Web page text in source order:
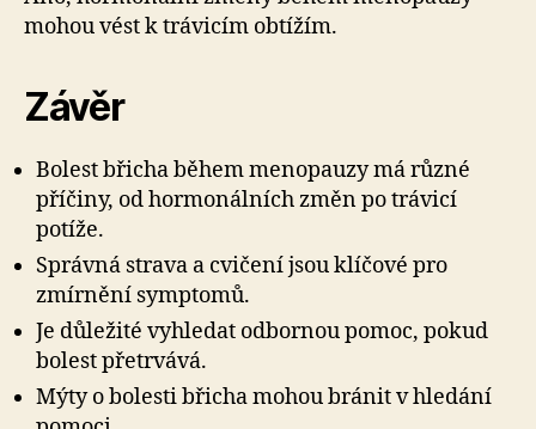
mohou vést k trávicím obtížím.
Závěr
Bolest břicha během menopauzy má různé
příčiny, od hormonálních změn po trávicí
potíže.
Správná strava a cvičení jsou klíčové pro
zmírnění symptomů.
Je důležité vyhledat odbornou pomoc, pokud
bolest přetrvává.
Mýty o bolesti břicha mohou bránit v hledání